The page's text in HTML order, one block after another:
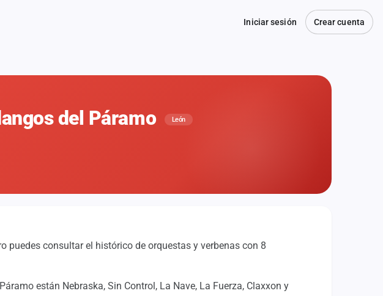
Iniciar sesión Crear cuenta
del Páramo León
puedes consultar el histórico de orquestas y verbenas con 8
están Nebraska, Sin Control, La Nave, La Fuerza, Claxxon y